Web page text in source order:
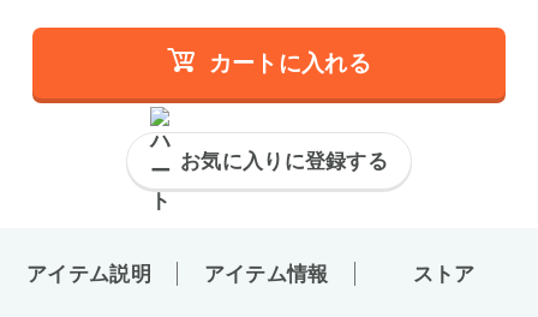
カートに入れる
お気に入りに登録する
アイテム説明 アイテム情報 ストア